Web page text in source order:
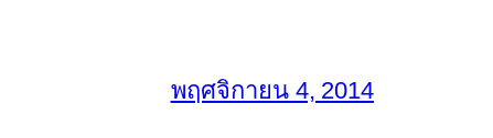
พฤศจิกายน 4, 2014